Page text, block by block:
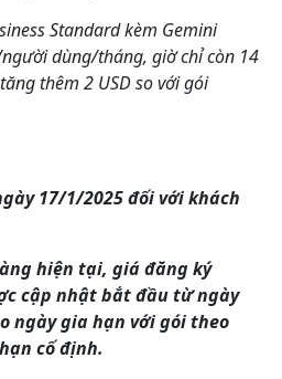
Standard kèm Gemini
dùng/tháng, giờ chỉ còn 14
thêm 2 USD so với gói
17/1/2025 đối với khách
hiện tại, giá đăng ký
cập nhật bắt đầu từ ngày
ngày gia hạn với gói theo
cố định.